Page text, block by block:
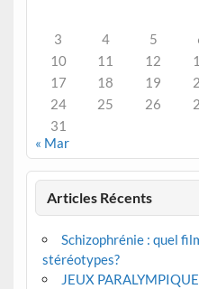
3
4 5
10
11 12
17
18 19
24
25 26
31
« Mar
Articles Récents
Schizophrénie : quel
stéréotypes?
JEUX